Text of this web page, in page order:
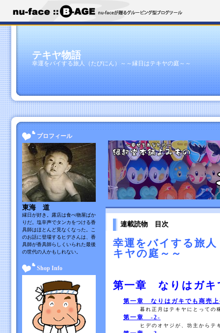
テキヤ物語
幸運をバイする旅人（たびにん）～～縁日はテキヤの庭～～
連載読物 目次
幸運をバイする旅
キヤの庭～～
第一章 なりはガキ
第一章 なりはガキでも商売
暮れ正月はテキヤにとって
第一章 -2-
ヒデのオヤジが、坊主から
プロフィール
東海 道
縁日が好き。露店は食べ物屋ばか
りだ。塩辛声でタンカをつける香
具師はほとんど見なくなった。こ
のお話に登場するヒデさんは、香
具師が香具師らしくいられた最後
の世代の人かもしれない。
Shop Info